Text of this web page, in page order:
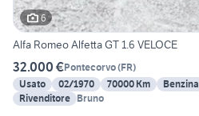
6
Alfa Romeo Alfetta GT 1.6 VELOCE
32.000 €Pontecorvo(FR)
Usato
02/1970 70000 Km Benzina
Rivenditore Bruno